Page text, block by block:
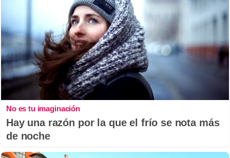
No es tu imaginación
Hay una razón por la que el frío se nota más
de noche